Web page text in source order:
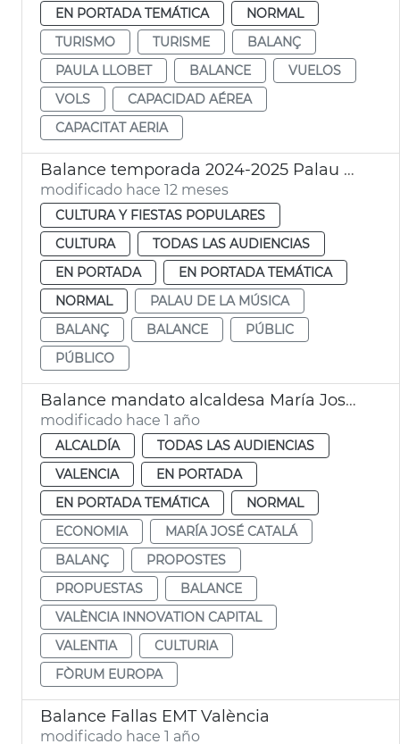
EN PORTADA TEMÁTICA
NORMAL
TURISMO
TURISME
BALANÇ
PAULA LLOBET
BALANCE
VUELOS
VOLS
CAPACIDAD AÉREA
CAPACITAT AERIA
Balance temporada 2024-2025 Palau Música València
modificado hace 12 meses
CULTURA Y FIESTAS POPULARES
CULTURA
TODAS LAS AUDIENCIAS
EN PORTADA
EN PORTADA TEMÁTICA
NORMAL
PALAU DE LA MÚSICA
BALANÇ
BALANCE
PÚBLIC
PÚBLICO
Balance mandato alcaldesa María José Catalá Forum Europa
modificado hace 1 año
ALCALDÍA
TODAS LAS AUDIENCIAS
VALENCIA
EN PORTADA
EN PORTADA TEMÁTICA
NORMAL
ECONOMIA
MARÍA JOSÉ CATALÁ
BALANÇ
PROPOSTES
PROPUESTAS
BALANCE
VALÈNCIA INNOVATION CAPITAL
VALENTIA
CULTURIA
FÒRUM EUROPA
Balance Fallas EMT València
modificado hace 1 año